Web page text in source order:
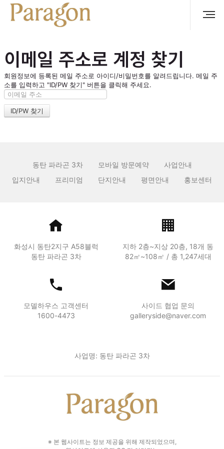
이메일 주소로 계정 찾기
회원정보에 등록된 메일 주소로 아이디/비밀번호를 알려드립니다. 메일 주
소를 입력하고 "ID/PW 찾기" 버튼을 클릭해 주세요.
동탄 파라곤 3차 모바일 방문예약
사업안내
입지안내
프리미엄 단지안내 평면안내 홍보센터
화성시 동탄2지구 A58블럭
동탄 파라곤 3차
지하 2층~지상 20층, 18개 동
82㎡~108㎡ / 총 1,247세대
모델하우스 고객센터
1600-4473
사이드 협업 문의
galleryside@naver.com
사업명: 동탄 파라곤 3차
※ 본 웹사이트는 정보 제공을 위해 제작되었으며,